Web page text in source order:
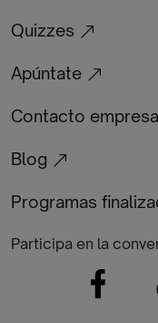
Quizzes
Apúntate
Contacto
Blog
Programas
Participa en la